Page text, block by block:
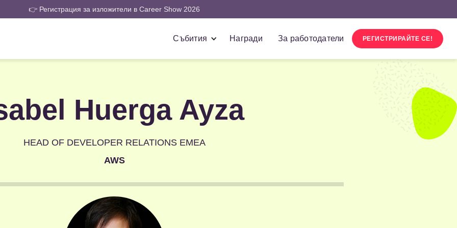
👉 Регистрация за изложители в Career Show 2026
Събития Награди За работодатели РЕГИСТРИРАЙТЕ СЕ!
Huerga Ayza
HEAD OF DEVELOPER RELATIONS EMEA
AWS